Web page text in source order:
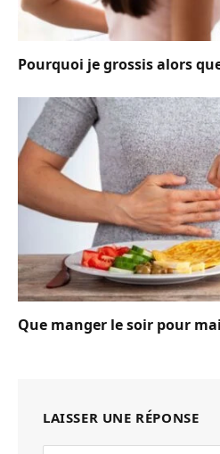
Pourquoi je grossis alors
Que manger le soir pour
LAISSER UNE RÉPONSE